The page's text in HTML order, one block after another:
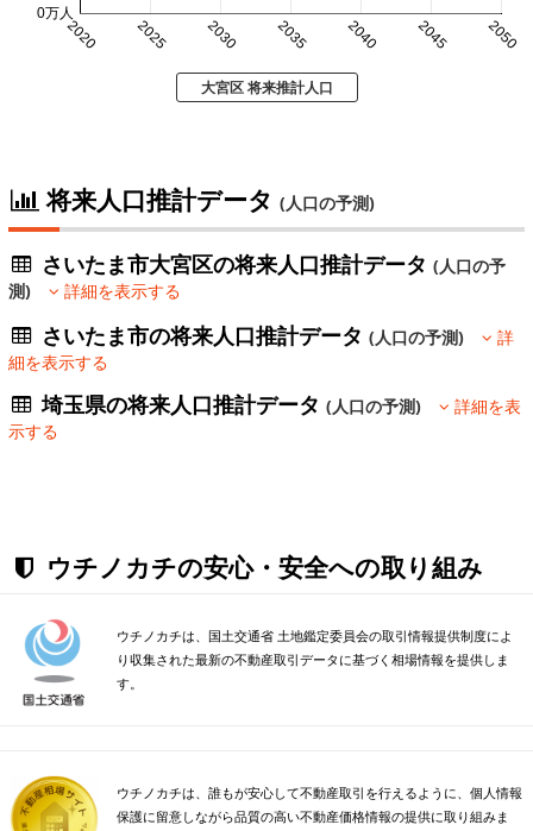
2020 2025 2030 2035 2040 2045 2050
0万人
大宮区 将来推計人口
将来人口推計データ (人口の予測)
さいたま市大宮区の将来人口推計データ(人口の予
測)
詳細を表示する
さいたま市の将来人口推計データ(人口の予測)
詳
細を表示する
埼玉県の将来人口推計データ(人口の予測)
詳細を表
示する
ウチノカチの安心・安全への取り組み
ウチノカチは、国土交通省 土地鑑定委員会の取引情報提供制度によ
り収集された最新の不動産取引データに基づく相場情報を提供しま
す。
ウチノカチは、誰もが安心して不動産取引を行えるように、個人情報
保護に留意しながら品質の高い不動産価格情報の提供に取り組みま